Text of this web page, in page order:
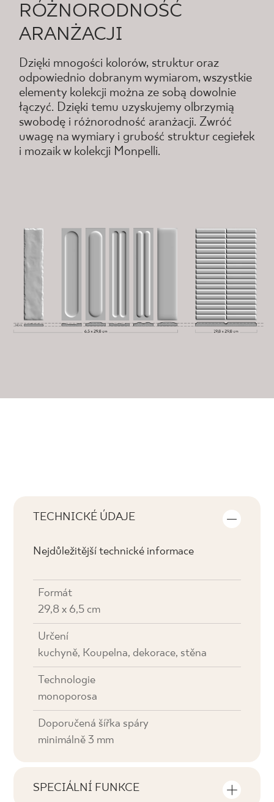
RÓŻNORODNOŚĆ
ARANŻACJI
Dzięki mnogości kolorów, struktur oraz
odpowiednio dobranym wymiarom, wszystkie
elementy kolekcji można ze sobą dowolnie
łączyć. Dzięki temu uzyskujemy olbrzymią
swobodę i różnorodność aranżacji. Zwróć
uwagę na wymiary i grubość struktur cegiełek
i mozaik w kolekcji Monpelli.
TECHNICKÉ ÚDAJE
Nejdůležitější technické informace
Formát
29,8 x 6,5 cm
Určení
kuchyně, Koupelna, dekorace, stěna
Technologie
monoporosa
Doporučená šířka spáry
minimálně 3 mm
SPECIÁLNÍ FUNKCE